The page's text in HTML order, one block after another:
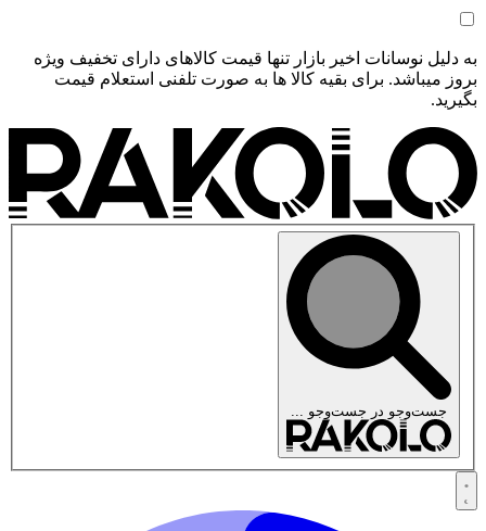
به دلیل نوسانات اخیر بازار تنها قیمت کالاهای دارای تخفیف ویژه
بروز میباشد. برای بقیه کالا ها به صورت تلفنی استعلام قیمت
بگیرید.
جست‌وجو در جست‌وجو ...